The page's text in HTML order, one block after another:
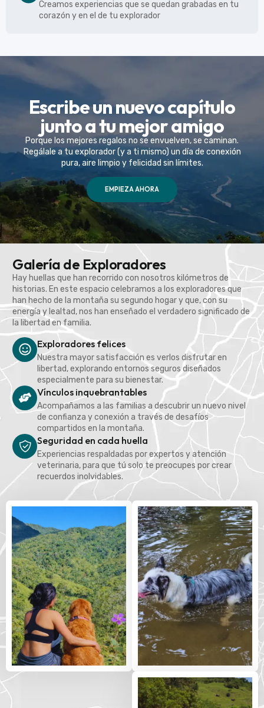
Creamos experiencias que se quedan grabadas en tu
corazón y en el de tu explorador
Escribe un nuevo capítulo
junto a tu mejor amigo
Porque los mejores regalos no se envuelven, se caminan.
Regálale a tu explorador (y a ti mismo) un día de conexión
pura, aire limpio y felicidad sin límites.
EMPIEZA AHORA
Galería de Exploradores
Hay huellas que han recorrido con nosotros kilómetros de
historias. En este espacio celebramos a los exploradores que
han hecho de la montaña su segundo hogar y que, con su
energía y lealtad, nos han enseñado el verdadero significado de
la libertad en familia.
Exploradores felices
Nuestra mayor satisfacción es verlos disfrutar en
libertad, explorando entornos seguros diseñados
especialmente para su bienestar.
Vínculos inquebrantables
Acompañamos a las familias a descubrir un nuevo nivel
de confianza y conexión a través de desafíos
compartidos en la montaña.
Seguridad en cada huella
Experiencias respaldadas por expertos y atención
veterinaria, para que tú solo te preocupes por crear
recuerdos inolvidables.